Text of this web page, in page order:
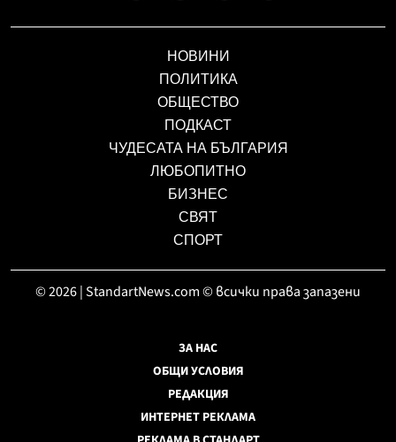
НОВИНИ
ПОЛИТИКА
ОБЩЕСТВО
ПОДКАСТ
ЧУДЕСАТА НА БЪЛГАРИЯ
ЛЮБОПИТНО
БИЗНЕС
СВЯТ
СПОРТ
© 2026 | StandartNews.com © всички права запазени
ЗА НАС
ОБЩИ УСЛОВИЯ
РЕДАКЦИЯ
ИНТЕРНЕТ РЕКЛАМА